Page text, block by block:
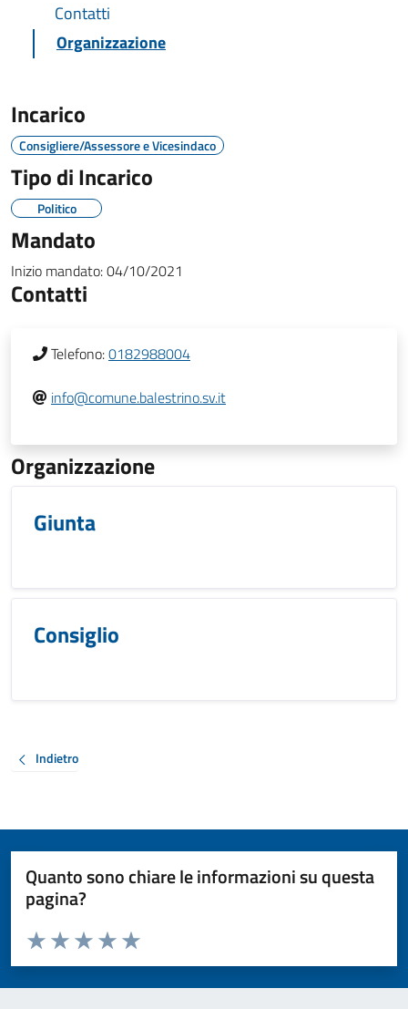
Contatti
Organizzazione
Incarico
Consigliere/Assessore e Vicesindaco
Tipo di Incarico
Politico
Mandato
Inizio mandato:04/10/2021
Contatti
Telefono:0182988004
info@comune.balestrino.sv.it
Organizzazione
Giunta
Consiglio
Indietro
Quanto sono chiare le informazioni su questa
pagina?
Valuta da 1 a 5 stelle la pagina
Valuta 5 stelle su 5
Valuta 4 stelle su 5
Valuta 3 stelle su 5
Valuta 2 stelle su 5
Valuta 1 stelle su 5